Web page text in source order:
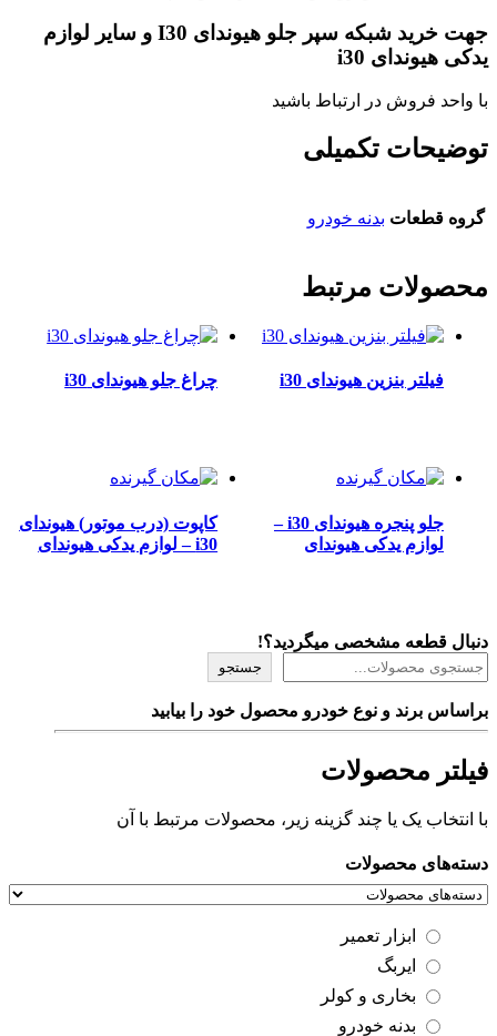
جهت خرید شبکه سپر جلو هیوندای I30 و سایر لوازم
یدکی هیوندای i30
با واحد فروش در ارتباط باشید
توضیحات تکمیلی
گروه قطعات بدنه خودرو
محصولات مرتبط
فیلتر بنزین هیوندای i30 چراغ جلو هیوندای i30
جلو پنجره هیوندای i30 –
لوازم یدکی هیوندای
کاپوت (درب موتور) هیوندای
i30 – لوازم یدکی هیوندای
دنبال قطعه مشخصی میگردید؟!
جستجو
براساس برند و نوع خودرو محصول خود را بیابید
فیلتر محصولات
با انتخاب یک یا چند گزینه زیر، محصولات مرتبط با آن
دسته‌های محصولات
ابزار تعمیر
ایربگ
بخاری و کولر
بدنه خودرو